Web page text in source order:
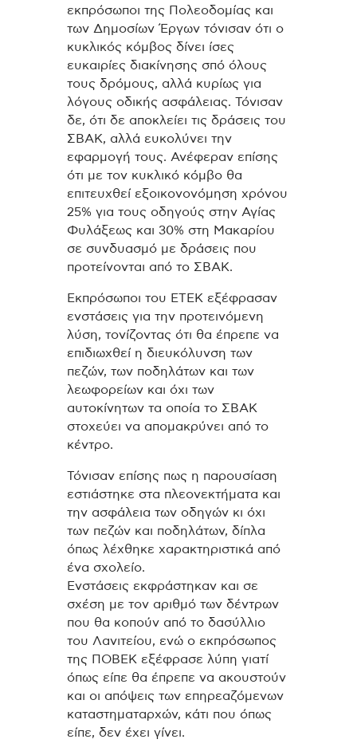
εκπρόσωποι της Πολεοδομίας και
των Δημοσίων Έργων τόνισαν ότι ο
κυκλικός κόμβος δίνει ίσες
ευκαιρίες διακίνησης σπό όλους
τους δρόμους, αλλά κυρίως για
λόγους οδικής ασφάλειας. Τόνισαν
δε, ότι δε αποκλείει τις δράσεις του
ΣΒΑΚ, αλλά ευκολύνει την
εφαρμογή τους. Ανέφεραν επίσης
ότι με τον κυκλικό κόμβο θα
επιτευχθεί εξοικονονόμηση χρόνου
25% για τους οδηγούς στην Αγίας
Φυλάξεως και 30% στη Μακαρίου
σε συνδυασμό με δράσεις που
προτείνονται από το ΣΒΑΚ.
Εκπρόσωποι του ΕΤΕΚ εξέφρασαν
ενστάσεις για την προτεινόμενη
λύση, τονίζοντας ότι θα έπρεπε να
επιδιωχθεί η διευκόλυνση των
πεζών, των ποδηλάτων και των
λεωφορείων και όχι των
αυτοκίνητων τα οποία το ΣΒΑΚ
στοχεύει να απομακρύνει από το
κέντρο.
Τόνισαν επίσης πως η παρουσίαση
εστιάστηκε στα πλεονεκτήματα και
την ασφάλεια των οδηγών κι όχι
των πεζών και ποδηλάτων, δίπλα
όπως λέχθηκε χαρακτηριστικά από
ένα σχολείο.
Ενστάσεις εκφράστηκαν και σε
σχέση με τον αριθμό των δέντρων
που θα κοπούν από το δασύλλιο
του Λανιτείου, ενώ ο εκπρόσωπος
της ΠΟΒΕΚ εξέφρασε λύπη γιατί
όπως είπε θα έπρεπε να ακουστούν
και οι απόψεις των επηρεαζόμενων
καταστηματαρχών, κάτι που όπως
είπε, δεν έχει γίνει.